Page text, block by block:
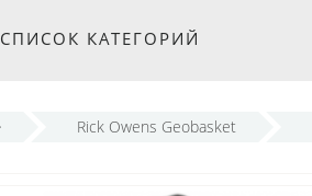
СПИСОК КАТЕГОРИЙ
Rick Owens Geobasket